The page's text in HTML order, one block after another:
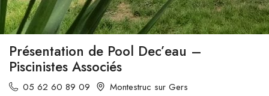
Présentation de Pool Dec’eau –
Piscinistes Associés
05 62 60 89 09 Montestruc sur Gers